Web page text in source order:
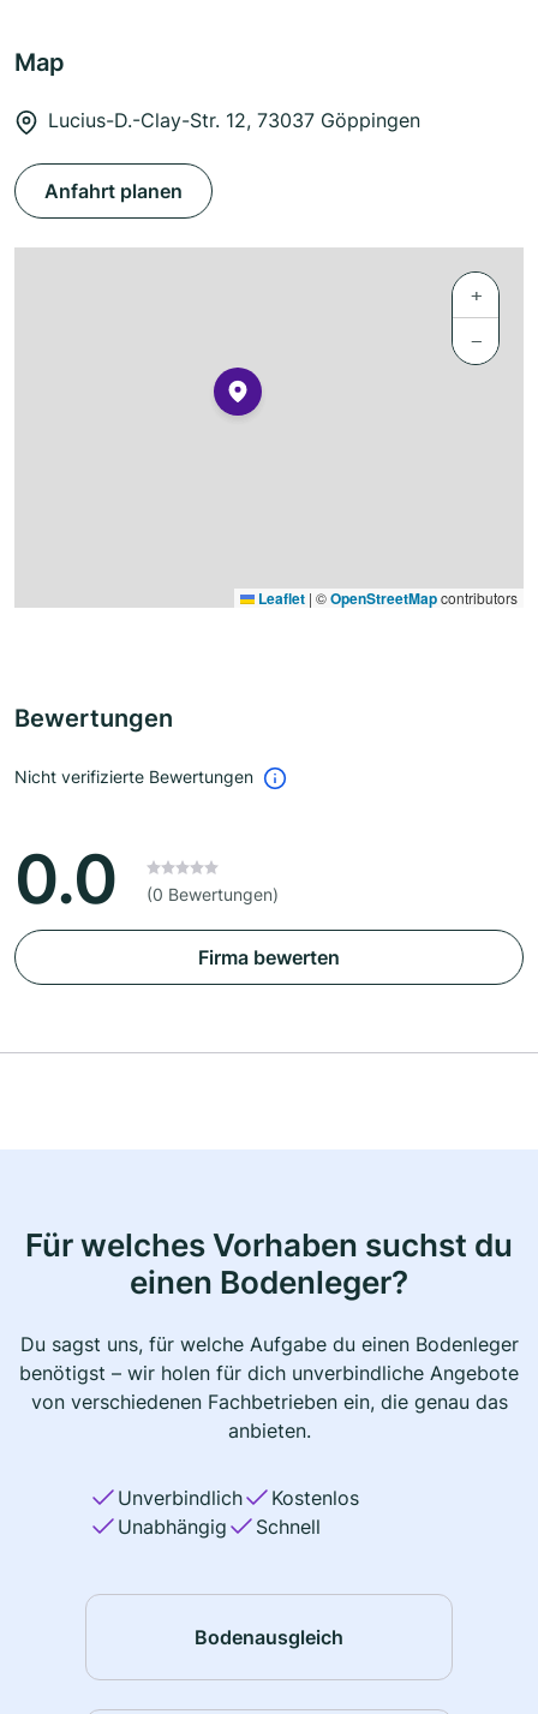
Map
Lucius-D.-Clay-Str. 12, 73037 Göppingen
Anfahrt planen
+
−
Leaflet | ©OpenStreetMapcontributors
Bewertungen
Nicht verifizierte Bewertungen
0.0 (0 Bewertungen)
Firma bewerten
Für welches Vorhaben suchst du
einen Bodenleger?
Du sagst uns, für welche Aufgabe du einen Bodenleger
benötigst – wir holen für dich unverbindliche Angebote
von verschiedenen Fachbetrieben ein, die genau das
anbieten.
Unverbindlich
Kostenlos
Unabhängig
Schnell
Bodenausgleich